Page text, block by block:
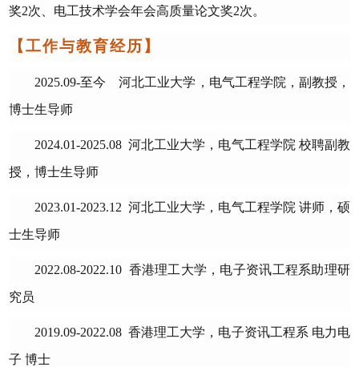
奖2次、电工技术学会年会高质量论文奖2次。
【工作与教育经历】
2025.09-至今 河北工业大学 ， 电气工程学院 ， 副教授，
博士生导师
2024.01-2025.08 河北工业大学 ， 电气工程学院 校聘副教
授，博士生导师
2023.01-2023.12河北工业大学 ， 电气工程学院 讲师，硕
士生导师
2022.08-2022.10 香港理工大学，电子资讯工程系助理研
究员
2019.09-2022.08香港理工大学，电子资讯工程系 电力电
子 博士